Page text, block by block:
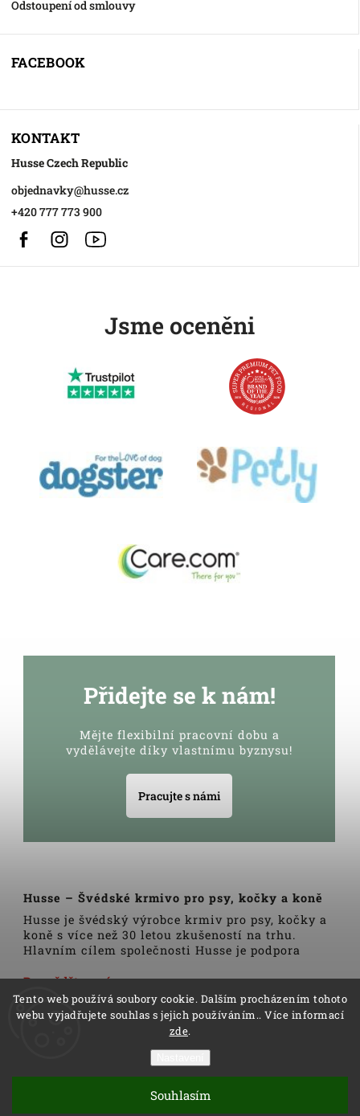
Tento web používá soubory cookie. Dalším procházením tohoto
webu vyjadřujete souhlas s jejich používáním.. Více informací
zde.
Souhlasím
Odstoupení od smlouvy
FACEBOOK
KONTAKT
Husse Czech Republic
objednavky@husse.cz
+420 777 773 900
FacebookInstagram
Jsme oceněni
Přidejte se k nám!
Mějte flexibilní pracovní dobu a
vydělávejte díky vlastnímu byznysu!
Pracujte s námi
Husse – Švédské krmivo pro psy, kočky a koně
Husse je švédský výrobce krmiv pro psy, kočky a
koně s více než 30 letou zkušeností na trhu.
Hlavním cílem společnosti Husse je podpora
Veškerá krmiva, pamlsky a doplňky Husse jsou
vyrobeny pouze z nejkvalitnějších a pečlivě
vybraných surovin. Všechny produkty se vyrábí
podle tradičních skandinávských receptur a
Distributoři společnosti Husse jsou důkladně
Dozvědět se více
Copyright 2026Husse. Všechna práva vyhrazena.